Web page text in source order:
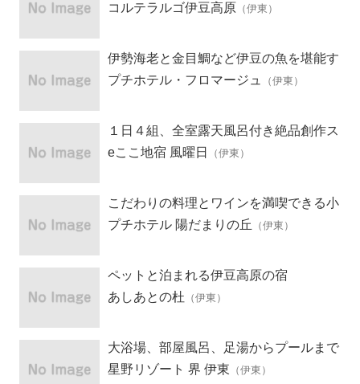
コルテラルゴ伊豆高原 （伊東）
伊勢海老と金目鯛など伊豆の魚を堪能す
る宿
プチホテル・フロマージュ （伊東）
１日４組、全室露天風呂付き絶品創作ス
ペイン料理の宿
eここ地宿 風曜日 （伊東）
こだわりの料理とワインを満喫できる小
さなホテル
プチホテル 陽だまりの丘 （伊東）
ペットと泊まれる伊豆高原の宿
あしあとの杜 （伊東）
大浴場、部屋風呂、足湯からプールまで
すべて源泉かけ流し
星野リゾート 界 伊東 （伊東）